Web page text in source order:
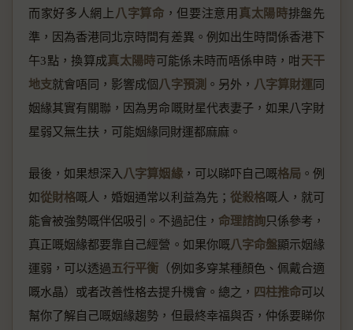
而家好多人網上 八字算命 ，但要注意用 真太陽時排盤先
準，因為香港同北京時間有差異。例如出生時間係香港下
午3點，換算成真太陽時可能係未時而唔係申時，咁天干
地支就會唔同，影響成個 八字預測 。另外， 八字算財運同
姻緣其實有關聯，因為男命嘅財星代表妻子，如果八字財
星弱又無生扶，可能姻緣同財運都麻麻。
最後，如果想深入 八字算姻緣，可以睇吓自己嘅格局 。例
如從財格嘅人，婚姻通常以利益為先； 從殺格嘅人，就可
能會被強勢嘅伴侶吸引。不過記住， 命理諮詢只係參考，
真正嘅姻緣都要靠自己經營。如果你嘅八字命盤顯示姻緣
運弱，可以透過五行平衡 （例如多穿某種顏色、佩戴合適
嘅水晶）或者改善性格去提升機會。總之， 四柱推命可以
幫你了解自己嘅姻緣趨勢，但最終幸福與否，仲係要睇你